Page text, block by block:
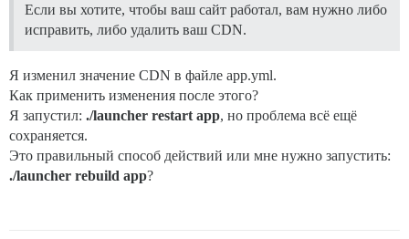
Если вы хотите, чтобы ваш сайт работал, вам нужно либо
исправить, либо удалить ваш CDN.
Я изменил значение CDN в файле app.yml.
Как применить изменения после этого?
Я запустил: ./launcher restart app, но проблема всё ещё
сохраняется.
Это правильный способ действий или мне нужно запустить:
./launcher rebuild app?